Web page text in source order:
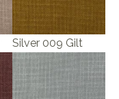
Silver 009 Gilt